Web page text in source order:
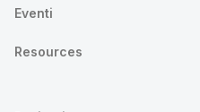
Eventi
Resources